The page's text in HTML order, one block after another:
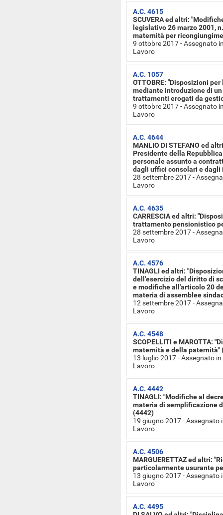
A.C. 4615
SCUVERA ed altri:
legislativo 26 marzo 2001,
maternità per
9 ottobre 2017 - Assegnato
Lavoro
A.C. 1057
OTTOBRE: "Disposizioni
mediante introduzione di
trattamenti erogati da
9 ottobre 2017 - Assegnato
Lavoro
A.C. 4644
MANLIO DI STEFANO ed
Presidente della
personale assunto a
dagli uffici consolari e
28 settembre 2017 -
Lavoro
A.C. 4635
CARRESCIA ed altri:
trattamento pensionistico
28 settembre 2017 -
Lavoro
A.C. 4576
TINAGLI ed altri:
dell'esercizio del diritto di
e modifiche all'articolo 20
materia di assemblee
12 settembre 2017 -
Lavoro
A.C. 4548
SCOPELLITI e MAROTTA:
maternità e della paternità"
13 luglio 2017 - Assegnato
Lavoro
A.C. 4442
TINAGLI: "Modifiche al
materia di semplificazione
(4442)
19 giugno 2017 - Assegnato
Lavoro
A.C. 4506
MARGUERETTAZ ed altri:
particolarmente usurante
13 giugno 2017 - Assegnato
Lavoro
A.C. 4495